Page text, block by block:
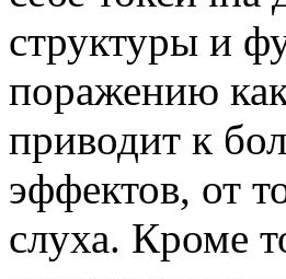
структуры и
поражению
приводит к
эффектов, от
слуха. Кроме